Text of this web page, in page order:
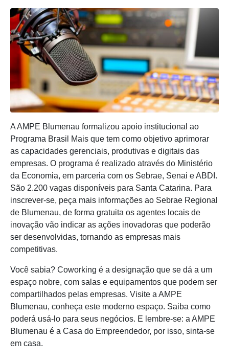
A AMPE Blumenau formalizou apoio institucional ao
Programa Brasil Mais que tem como objetivo aprimorar
as capacidades gerenciais, produtivas e digitais das
empresas. O programa é realizado através do Ministério
da Economia, em parceria com os Sebrae, Senai e ABDI.
São 2.200 vagas disponíveis para Santa Catarina. Para
inscrever-se, peça mais informações ao Sebrae Regional
de Blumenau, de forma gratuita os agentes locais de
inovação vão indicar as ações inovadoras que poderão
ser desenvolvidas, tornando as empresas mais
competitivas.
Você sabia? Coworking é a designação que se dá a um
espaço nobre, com salas e equipamentos que podem ser
compartilhados pelas empresas. Visite a AMPE
Blumenau, conheça este moderno espaço. Saiba como
poderá usá-lo para seus negócios. E lembre-se: a AMPE
Blumenau é a Casa do Empreendedor, por isso, sinta-se
em casa.